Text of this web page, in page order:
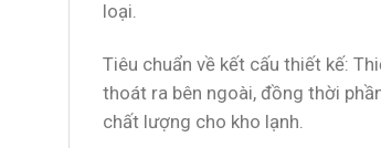
loại.
Tiêu chuẩn về kết cấu thiết kế:
thoát ra bên ngoài, đồng thời
chất lượng cho kho lạnh.